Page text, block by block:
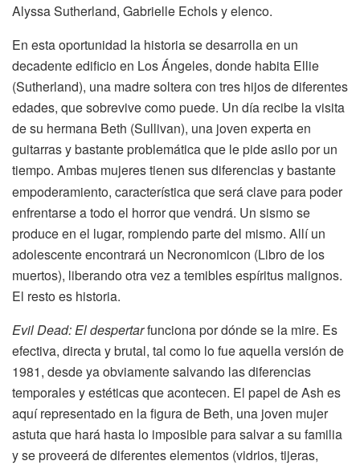
Alyssa Sutherland, Gabrielle Echols y elenco.
En esta oportunidad la historia se desarrolla en un
decadente edificio en Los Ángeles, donde habita Ellie
(Sutherland), una madre soltera con tres hijos de diferentes
edades, que sobrevive como puede. Un día recibe la visita
de su hermana Beth (Sullivan), una joven experta en
guitarras y bastante problemática que le pide asilo por un
tiempo. Ambas mujeres tienen sus diferencias y bastante
empoderamiento, característica que será clave para poder
enfrentarse a todo el horror que vendrá. Un sismo se
produce en el lugar, rompiendo parte del mismo. Allí un
adolescente encontrará un Necronomicon (Libro de los
muertos), liberando otra vez a temibles espíritus malignos.
El resto es historia.
Evil Dead: El despertarfunciona por dónde se la mire. Es
efectiva, directa y brutal, tal como lo fue aquella versión de
1981, desde ya obviamente salvando las diferencias
temporales y estéticas que acontecen. El papel de Ash es
aquí representado en la figura de Beth, una joven mujer
astuta que hará hasta lo imposible para salvar a su familia
y se proveerá de diferentes elementos (vidrios, tijeras,